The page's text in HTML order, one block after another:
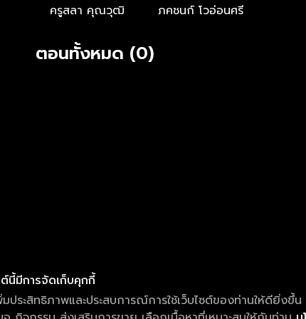
ครูสลา คุณวุฒิ ภคชนก์ โวอ่อนศรี
ตอนทั้งหมด (0)
ต์นี้มีการจัดเก็บคุกกี้
มประสิทธิภาพและประสบการณ์การใช้เว็บไซต์ของท่านให้ดียิ่งขึ้